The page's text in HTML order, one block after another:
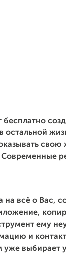
бесплатно
остальной
свою
Современные
на всё о Вас,
ему
и
уже выбирает